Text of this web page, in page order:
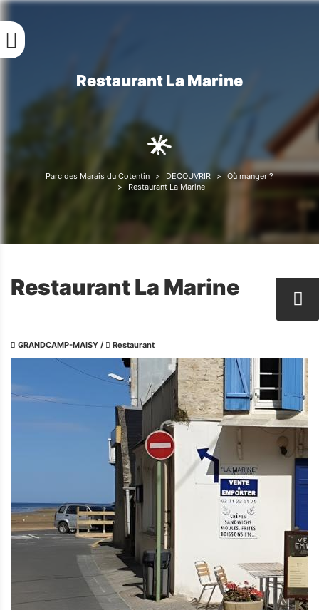
Aller
contenu
principal
Fil
d'Ariane
Restaurant La Marine
d'Ariane
Parc des Marais du Cotentin DECOUVRIR
Où manger ?
Restaurant La Marine
Restaurant La Marine
GRANDCAMP-MAISY / Restaurant